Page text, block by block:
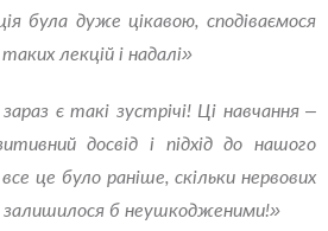
була дуже цікавою, сподіваємося
лекцій і надалі»
є такі зустрічі! Ці навчання ‒
досвід і підхід до нашого
це було раніше, скільки нервових
залишилося б неушкодженими!»